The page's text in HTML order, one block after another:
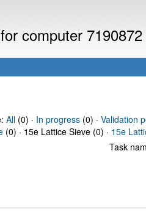
computer 7190872
All(0) · In progress(0) · Validation
(0) · 15e Lattice Sieve (0) · 15e
Task